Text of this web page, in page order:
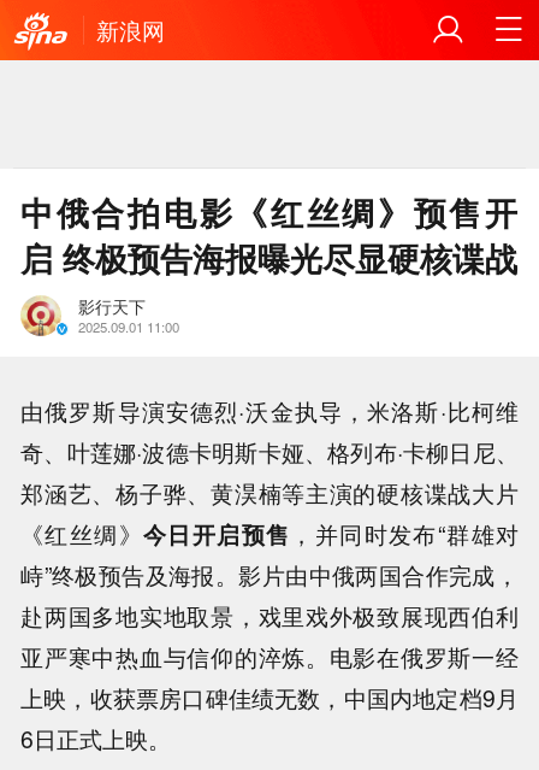
新浪网
中俄合拍电影《红丝绸》预售开
启 终极预告海报曝光尽显硬核谍战
影行天下
2025.09.01 11:00
由俄罗斯导演安德烈·沃金执导，米洛斯·比柯维
奇、叶莲娜·波德卡明斯卡娅、格列布·卡柳日尼、
郑涵艺、杨子骅、黄淏楠等主演的硬核谍战大片
《红丝绸》今日开启预售 ，并同时发布“群雄对
峙”终极预告及海报。影片由中俄两国合作完成，
赴两国多地实地取景，戏里戏外极致展现西伯利
亚严寒中热血与信仰的淬炼。电影在俄罗斯一经
上映，收获票房口碑佳绩无数，中国内地定档9月
6日正式上映。